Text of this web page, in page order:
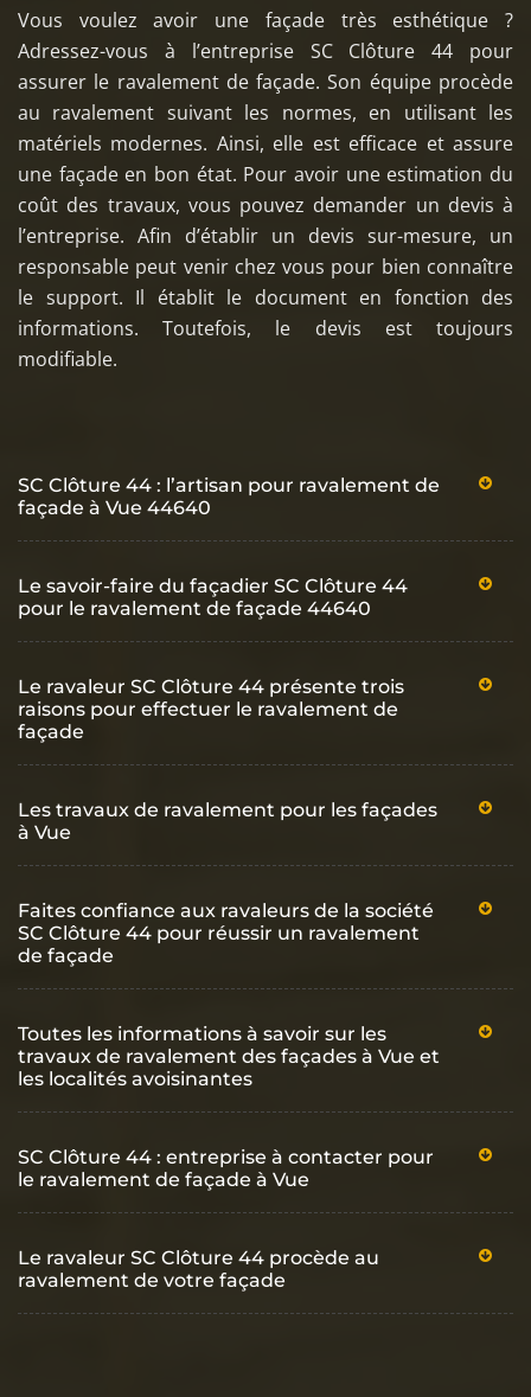
Vous voulez avoir une façade très esthétique ?
Adressez-vous à l’entreprise SC Clôture 44 pour
assurer le ravalement de façade. Son équipe procède
au ravalement suivant les normes, en utilisant les
matériels modernes. Ainsi, elle est efficace et assure
une façade en bon état. Pour avoir une estimation du
coût des travaux, vous pouvez demander un devis à
l’entreprise. Afin d’établir un devis sur-mesure, un
responsable peut venir chez vous pour bien connaître
le support. Il établit le document en fonction des
informations. Toutefois, le devis est toujours
modifiable.
SC Clôture 44 : l’artisan pour ravalement de
façade à Vue 44640
Le savoir-faire du façadier SC Clôture 44
pour le ravalement de façade 44640
Le ravaleur SC Clôture 44 présente trois
raisons pour effectuer le ravalement de
façade
Les travaux de ravalement pour les façades
à Vue
Faites confiance aux ravaleurs de la société
SC Clôture 44 pour réussir un ravalement
de façade
Toutes les informations à savoir sur les
travaux de ravalement des façades à Vue et
les localités avoisinantes
SC Clôture 44 : entreprise à contacter pour
le ravalement de façade à Vue
Le ravaleur SC Clôture 44 procède au
ravalement de votre façade